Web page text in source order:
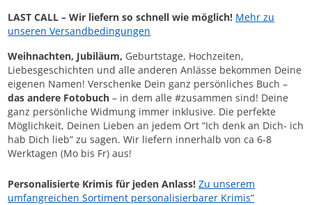
LAST CALL – Wir liefern so schnell wie möglich! Mehr zu
unseren Versandbedingungen
Weihnachten, Jubiläum, Geburtstage, Hochzeiten,
Liebesgeschichten und alle anderen Anlässe bekommen Deine
eigenen Namen! Verschenke Dein ganz persönliches Buch –
das andere Fotobuch – in dem alle #zusammen sind! Deine
ganz persönliche Widmung immer inklusive. Die perfekte
Möglichkeit, Deinen Lieben an jedem Ort “Ich denk an Dich- ich
hab Dich lieb” zu sagen. Wir liefern innerhalb von ca 6-8
Werktagen (Mo bis Fr) aus!
Personalisierte Krimis für jeden Anlass!Zu unserem
umfangreichen Sortiment personalisierbarer Krimis”